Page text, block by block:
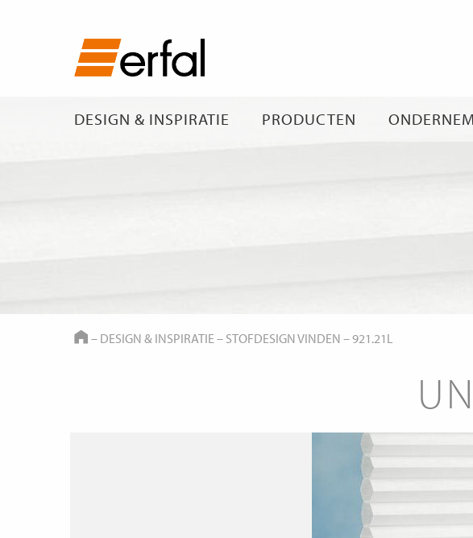
DESIGN & INSPIRATIE PRODUCTEN
HOME
– DESIGN & INSPIRATIE– STOFDESIGN VINDEN –921.21L